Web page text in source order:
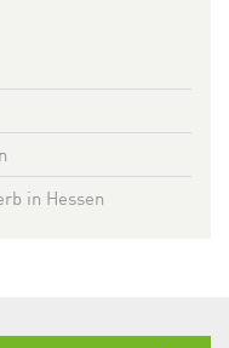
in Hessen